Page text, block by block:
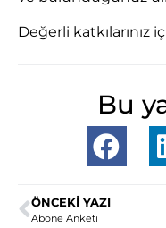
Değerli katkılarınız
Bu
ÖNCEKI YAZI
Abone Anketi